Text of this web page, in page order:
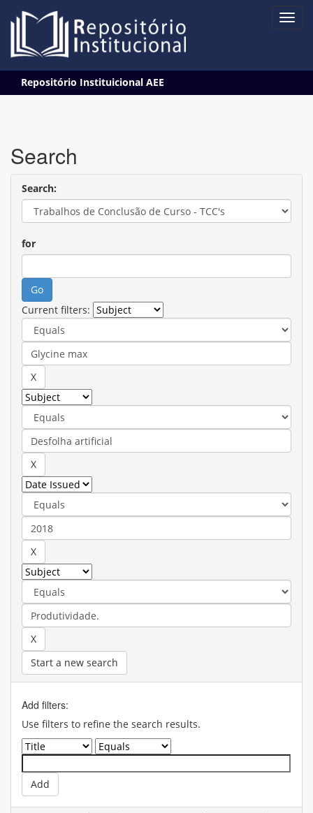
navigation
Repositório Instituicional AEE
Search
Search:
for
Current filters:
Start a new search
Add filters:
Use filters to refine the search results.